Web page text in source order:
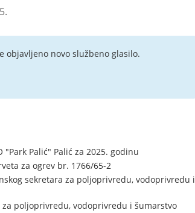
objavljeno novo službeno glasilo.
Palić" Palić za 2025. godinu
za ogrev br. 1766/65-2
sekretara za poljoprivredu, vodoprivredu i
poljoprivredu, vodoprivredu i šumarstvo